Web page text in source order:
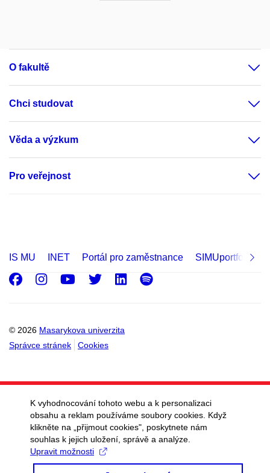
O fakultě
Chci studovat
Věda a výzkum
Pro veřejnost
IS MU INET Portál pro zaměstnance SIMUportfolio
© 2026 Masarykova univerzita
Správce stránek
Cookies
Facebook
Instagram
Youtube
Twitter
LinkedIn
Spotify
K vyhodnocování tohoto webu a k personalizaci
obsahu a reklam používáme soubory cookies. Když
klikněte na „přijmout cookies", poskytnete nám
souhlas k jejich uložení, správě a analýze.
Upravit možnosti